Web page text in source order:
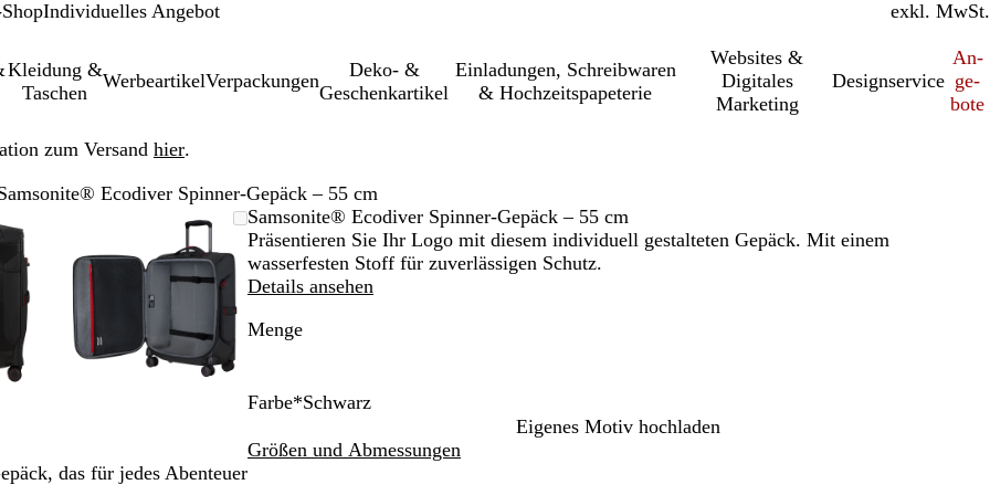
Individuelles Angebot inkl. MwSt.
exkl. MwSt.
Kleidung &
Taschen
WerbeartikelVerpackungen
Deko- &
Geschenkartikel
Einl­a­dung­en, Schreib­wa­ren
& Hochzeitspapeterie
Websites &
Digitales
Marketing
Designservice
An­­
ge­­
bo­­te
zum Versand hier.
Ecodiver Spinner-Gepäck – 55 cm
verkleinerbaresVergrößer-/verkleinerbares
Zoom
Minimum
Klicken
Vergrößern
Verwenden
die
Tasten
+
und
-
Pfeiltasten
Samsonite® Ecodiver Spinner-Gepäck – 55 cm
Präsentieren Sie Ihr Logo mit diesem individuell gestalteten Gepäck. Mit einem
wasserfesten Stoff für zuverlässigen Schutz.
Details ansehen
Menge
Farbe*Schwarz
c
h
a
c
l
e
e
l
Eigenes Motiv hochladen
Größen und Abmessungen
das für jedes Abenteuer